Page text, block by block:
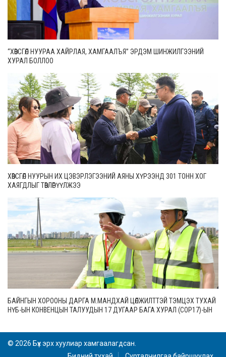
“ХӨВСГӨЛ НУУРАА ХАЙРЛАЯ, ХАМГААЛЪЯ” ЭРДЭМ ШИНЖИЛГЭЭНИЙ
ХУРАЛ БОЛЛОО
ХӨВСГӨЛ НУУРЫН ИХ ЦЭВЭРЛЭГЭЭНИЙ АЯНЫ ХҮРЭЭНД 301 ТОНН ХОГ
ХАЯГДЛЫГ ТӨВЛӨРҮҮЛЖЭЭ
БАЙНГЫН ХОРООНЫ ДАРГА М.МАНДХАЙ ЦӨЛЖИЛТТЭЙ ТЭМЦЭХ ТУХАЙ
НҮБ-ЫН КОНВЕНЦЫН ТАЛУУДЫН 17 ДУГААР БАГА ХУРАЛ (СОР17)-ЫН
© 2026 Бүх эрх хуулиар хамгаалагдсан.